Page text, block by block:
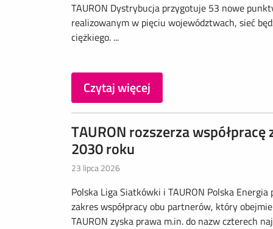
TAURON Dystrybucja przygotuje 53 nowe
realizowanym w pięciu województwach, sieć
ciężkiego. ...
Czytaj więcej
TAURON rozszerza
2030 roku
23 lipca 2026
Polska Liga Siatkówki i TAURON Polska
zakres współpracy obu partnerów, który
TAURON zyska prawa m.in. do nazw czterech